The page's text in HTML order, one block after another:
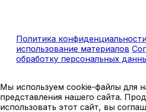
Политика
использование материалов
обработку персональных
Мы используем cookie-файлы для
представления нашего сайта.
использовать этот сайт, вы